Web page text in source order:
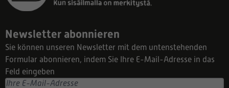
Newsletter abonnieren
Sie können unseren Newsletter mit dem untenstehenden
Formular abonnieren, indem Sie Ihre E-Mail-Adresse in das
Feld eingeben